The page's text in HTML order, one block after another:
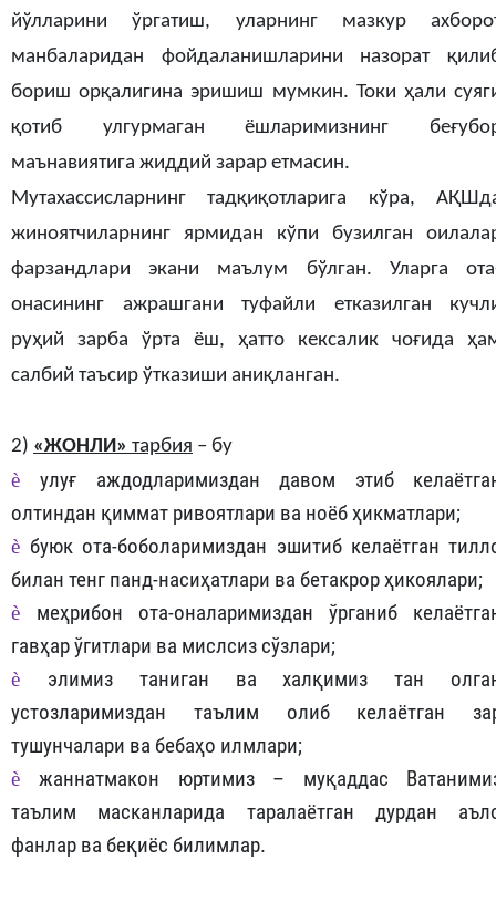
йўлларини ўргатиш, уларнинг мазкур
манбаларидан фойдаланишларини назорат
бориш орқалигина эришиш мумкин. Токи ҳали
қотиб улгурмаган ёшларимизнинг
маънавиятига жиддий зарар етмасин.
Мутахассисларнинг тадқиқотларига кўра,
жиноятчиларнинг ярмидан кўпи бузилган
фарзандлари экани маълум бўлган. Уларга
онасининг ажрашгани туфайли етказилган
руҳий зарба ўрта ёш, ҳатто кексалик чоғида
салбий таъсир ўтказиши аниқланган.
2) «ЖОНЛИ» тарбия – бу
èулуғ аждодларимиздан давом этиб
олтиндан қиммат ривоятлари ва ноёб ҳикматлари;
è буюк ота-боболаримиздан эшитиб келаётган
билан тенг панд-насиҳатлари ва бетакрор ҳикоялари;
è меҳрибон ота-оналаримиздан ўрганиб
гавҳар ўгитлари ва мислсиз сўзлари;
è элимиз таниган ва халқимиз тан
устозларимиздан таълим олиб келаётган
тушунчалари ва бебаҳо илмлари;
èжаннатмакон юртимиз – муқаддас
таълим масканларида таралаётган дурдан
фанлар ва беқиёс билимлар.